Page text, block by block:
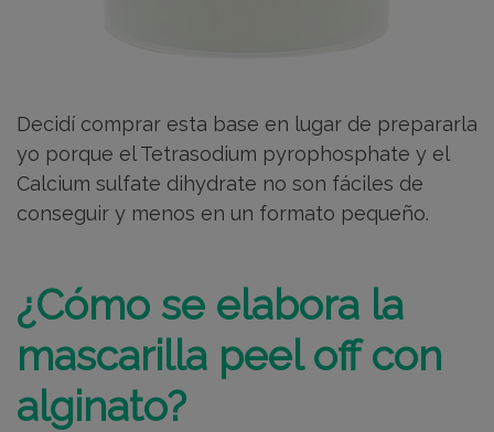
Decidí comprar esta base en lugar de prepararla
yo porque el Tetrasodium pyrophosphate y el
Calcium sulfate dihydrate no son fáciles de
conseguir y menos en un formato pequeño.
¿Cómo se elabora la
mascarilla peel off con
alginato?